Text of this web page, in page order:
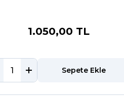
1.050,00 TL
Sepete Ekle